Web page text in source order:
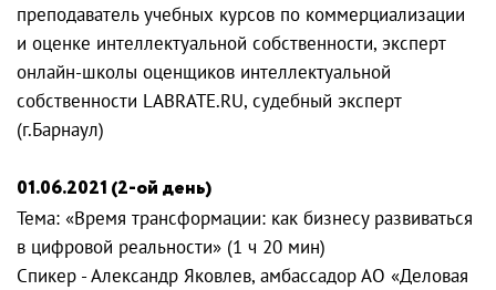
преподаватель учебных курсов по коммерциализации
и оценке интеллектуальной собственности, эксперт
онлайн-школы оценщиков интеллектуальной
собственности LABRATE.RU, cудебный эксперт
(г.Барнаул)
01.06.2021 (2-ой день)
Тема: «Время трансформации: как бизнесу развиваться
в цифровой реальности» (1 ч 20 мин)
Спикер - Александр Яковлев, амбассадор АО «Деловая